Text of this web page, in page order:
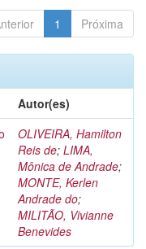
1 Próxima
Autor(es)
OLIVEIRA, Hamilton
Reis de; LIMA,
Mônica de Andrade;
MONTE, Kerlen
Andrade do;
MILITÃO, Vivianne
Benevides